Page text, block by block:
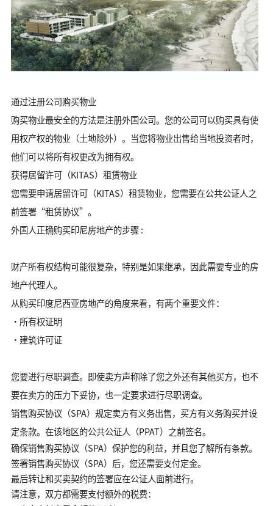
通过注册公司购买物业
购买物业最安全的方法是注册外国公司。您的公司可以购买具有使
用权产权的物业（土地除外）。当您将物业出售给当地投资者时，
他们可以将所有权更改为拥有权。
获得居留许可（KITAS）租赁物业
您需要申请居留许可（KITAS）租赁物业，您需要在公共公证人之
前签署“租赁协议”。
外国人正确购买印尼房地产的步骤 :
财产所有权结构可能很复杂，特别是如果继承，因此需要专业的房
地产代理人。
从购买印度尼西亚房地产的角度来看，有两个重要文件：
•所有权证明
•建筑许可证
您要进行尽职调查。即使卖方声称除了您之外还有其他买方，也不
要在卖方的压力下妥协，也一定要求进行尽职调查。
销售购买协议（SPA）规定卖方有义务出售，买方有义务购买并设
定条款。在该地区的公共公证人（PPAT）之前签名。
确保销售购买协议（SPA）保护您的利益，并且您了解所有条款。
签署销售购买协议（SPA）后，您还需要支付定金。
最后转让和买卖契约的签署应在公证人面前进行。
请注意，双方都需要支付额外的税费：